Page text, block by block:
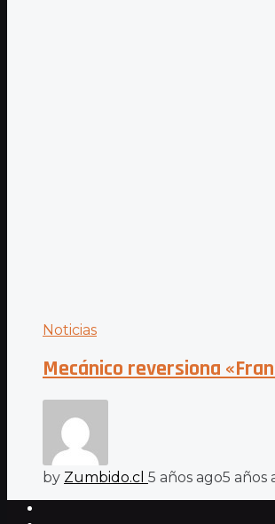
Noticias
Mecánico reversiona
by Zumbido.cl 5 años ago5 años